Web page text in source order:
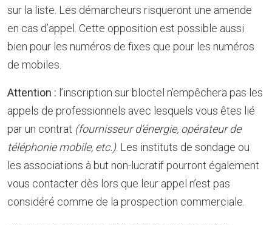
sur la liste. Les démarcheurs risqueront une amende
en cas d’appel. Cette opposition est possible aussi
bien pour les numéros de fixes que pour les numéros
de mobiles.
Attention : l’inscription sur bloctel n’empêchera pas les
appels de professionnels avec lesquels vous êtes lié
par un contrat (fournisseur d’énergie, opérateur de
téléphonie mobile, etc.). Les instituts de sondage ou
les associations à but non-lucratif pourront également
vous contacter dès lors que leur appel n’est pas
considéré comme de la prospection commerciale.